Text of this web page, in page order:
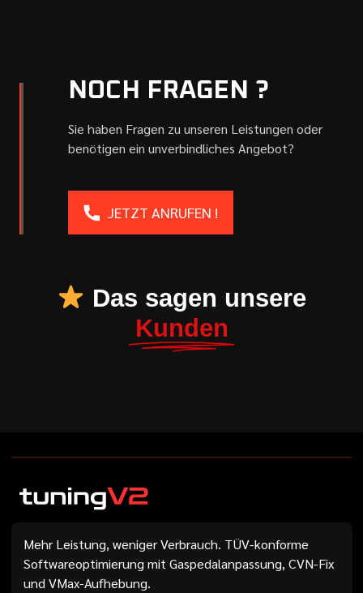
NOCH FRAGEN ?
Sie haben Fragen zu unseren Leistungen oder
benötigen ein unverbindliches Angebot?
JETZT ANRUFEN !
Das sagen unsere
Kunden
Mehr Leistung, weniger Verbrauch. TÜV-konforme
Softwareoptimierung mit Gaspedalanpassung, CVN-Fix
und VMax-Aufhebung.